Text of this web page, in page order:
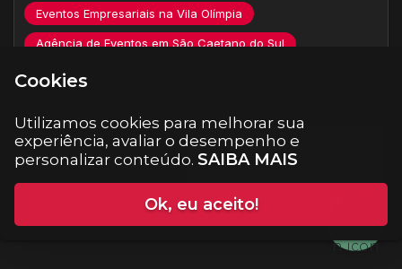
Eventos Empresariais na Vila Olímpia
Agência de Eventos em São Caetano do Sul
Melhor banda de formatura na Água Rasa
Formatura e eventos na Vila Moinho
Eventos Empresariais Na Santa Cecília São Paulo
Organização De Eventos Corporativos Na Casa Verde São
Cookies
Utilizamos cookies para melhorar sua
experiência, avaliar o desempenho e
personalizar conteúdo. SAIBA MAIS
Ok, eu aceito!